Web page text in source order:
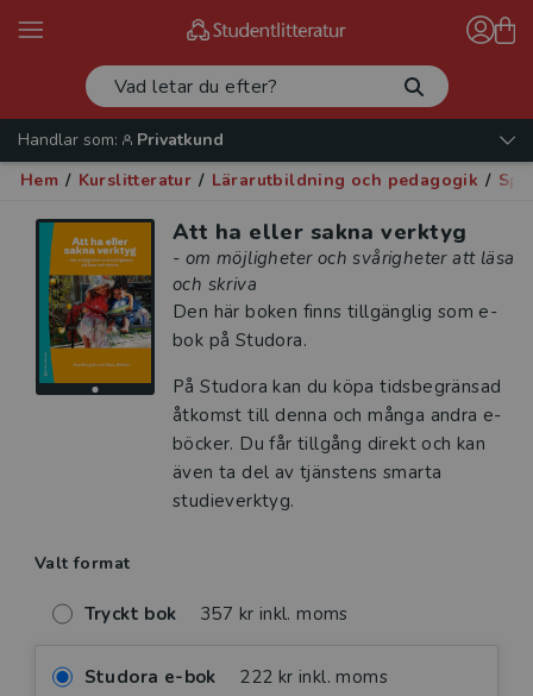
Handlar som:
Privatkund
Hem / Kurslitteratur / Lärarutbildning och pedagogik /
Att ha eller sakna verktyg
- om möjligheter och svårigheter att läsa
och skriva
Den här boken finns tillgänglig som e-
bok på Studora.
På Studora kan du köpa tidsbegränsad
åtkomst till denna och många andra e-
böcker. Du får tillgång direkt och kan
även ta del av tjänstens smarta
studieverktyg.
Valt format
Tryckt bok 357 kr inkl. moms
Studora e-bok 222 kr inkl. moms